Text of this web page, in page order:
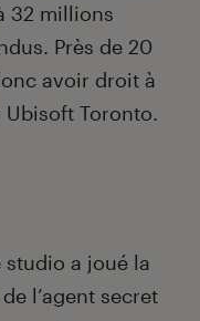
32 millions
Près de 20
avoir droit à
Ubisoft Toronto.
studio a joué la
l’agent secret